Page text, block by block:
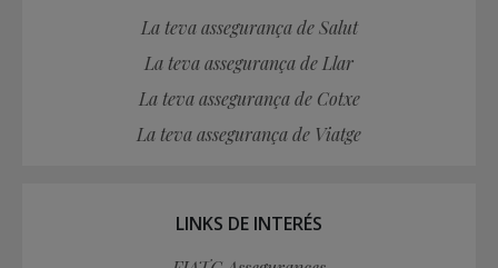
La teva assegurança de Salut
La teva assegurança de Llar
La teva assegurança de Cotxe
La teva assegurança de Viatge
LINKS DE INTERÉS